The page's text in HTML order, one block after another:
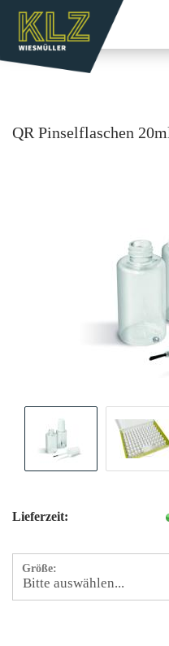
QR Pin­sel­fla­schen
Lieferzeit:
Größe: